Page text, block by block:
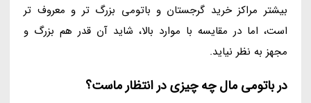
بیشتر مراکز خرید گرجستان و باتومی بزرگ تر و معروف تر
است، اما در مقایسه با موارد بالا، شاید آن قدر هم بزرگ و
مجهز به نظر نیاید.
در باتومی مال چه چیزی در انتظار ماست؟